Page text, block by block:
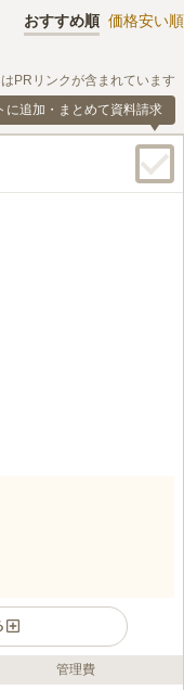
おすすめ順 価格安い順
PRリンクが含まれています
に追加・まとめて資料請求
管理費